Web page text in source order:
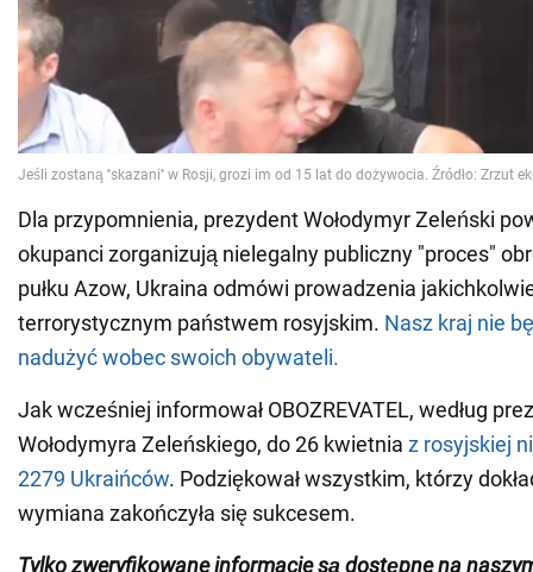
Dla przypomnienia, prezydent Wołodymyr Zeleński
okupanci zorganizują nielegalny publiczny "proces"
pułku Azow, Ukraina odmówi prowadzenia
terrorystycznym państwem rosyjskim. Nasz kraj nie
nadużyć wobec swoich obywateli.
Jak wcześniej informował OBOZREVATEL, według
Wołodymyra Zeleńskiego, do 26 kwietnia z rosyjskiej
2279 Ukraińców. Podziękował wszystkim, którzy
wymiana zakończyła się sukcesem.
Tylko zweryfikowane informacje są dostępne na